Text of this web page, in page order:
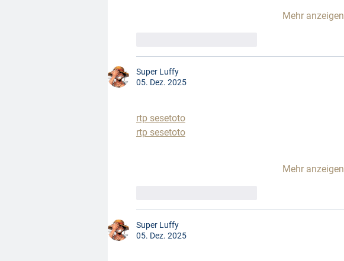
Mehr anzeigen
Super Luffy
05. Dez. 2025
rtp sesetoto
rtp sesetoto
Mehr anzeigen
Super Luffy
05. Dez. 2025